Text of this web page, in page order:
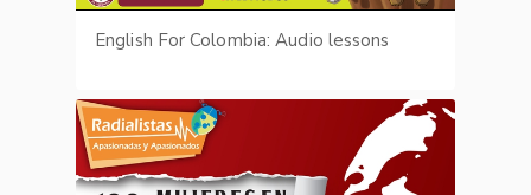
English For Colombia: Audio lessons